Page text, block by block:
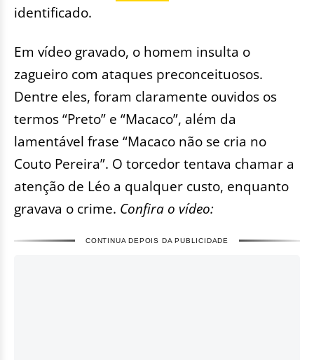
identificado.
Em vídeo gravado, o homem insulta o
zagueiro com ataques preconceituosos.
Dentre eles, foram claramente ouvidos os
termos “Preto” e “Macaco”, além da
lamentável frase “Macaco não se cria no
Couto Pereira”. O torcedor tentava chamar a
atenção de Léo a qualquer custo, enquanto
gravava o crime. Confira o vídeo:
CONTINUA DEPOIS DA PUBLICIDADE